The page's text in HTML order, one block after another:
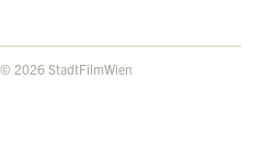
© 2026 StadtFilmWien